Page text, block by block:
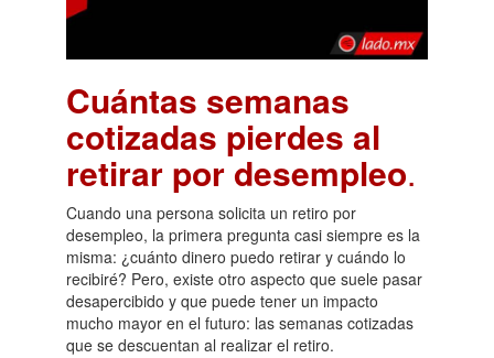
Cuántas semanas
cotizadas pierdes al
retirar por desempleo.
Cuando una persona solicita un retiro por
desempleo, la primera pregunta casi siempre es la
misma: ¿cuánto dinero puedo retirar y cuándo lo
recibiré? Pero, existe otro aspecto que suele pasar
desapercibido y que puede tener un impacto
mucho mayor en el futuro: las semanas cotizadas
que se descuentan al realizar el retiro.